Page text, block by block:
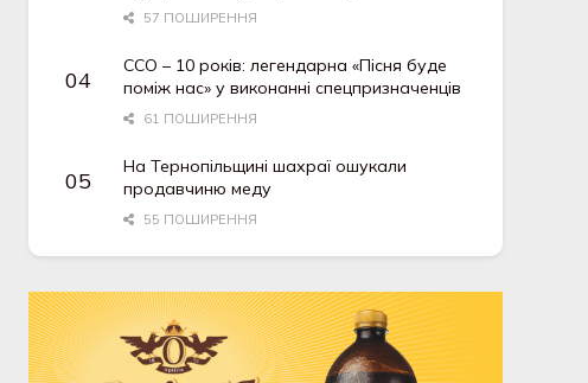
57 ПОШИРЕННЯ
ССО – 10 років: легендарна «Пісня буде
поміж нас» у виконанні спецпризначенців
61 ПОШИРЕННЯ
На Тернопільщині шахраї ошукали
продавчиню меду
55 ПОШИРЕННЯ